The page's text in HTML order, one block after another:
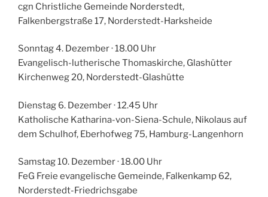
cgn Christliche Gemeinde Norderstedt,
Falkenbergstraße 17, Norderstedt-Harksheide
Sonntag 4. Dezember · 18.00 Uhr
Evangelisch-lutherische Thomaskirche, Glashütter
Kirchenweg 20, Norderstedt-Glashütte
Dienstag 6. Dezember · 12.45 Uhr
Katholische Katharina-von-Siena-Schule, Nikolaus auf
dem Schulhof, Eberhofweg 75, Hamburg-Langenhorn
Samstag 10. Dezember · 18.00 Uhr
FeG Freie evangelische Gemeinde, Falkenkamp 62,
Norderstedt-Friedrichsgabe